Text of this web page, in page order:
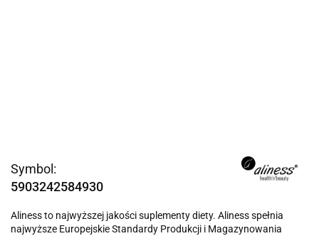
Symbol:
5903242584930
Aliness to najwyższej jakości suplementy diety. Aliness spełnia
najwyższe Europejskie Standardy Produkcji i Magazynowania